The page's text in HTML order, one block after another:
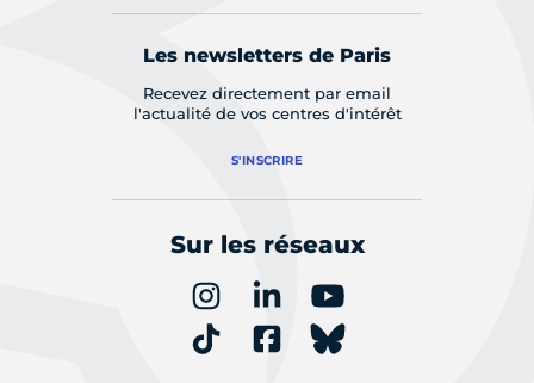
Les newsletters de Paris
Recevez directement par email
l'actualité de vos centres d'intérêt
S'INSCRIRE
Sur les réseaux